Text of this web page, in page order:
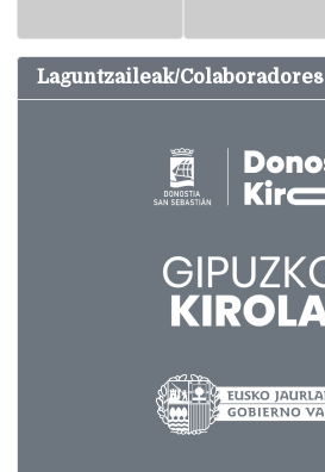
Laguntzaileak/Colaboradores